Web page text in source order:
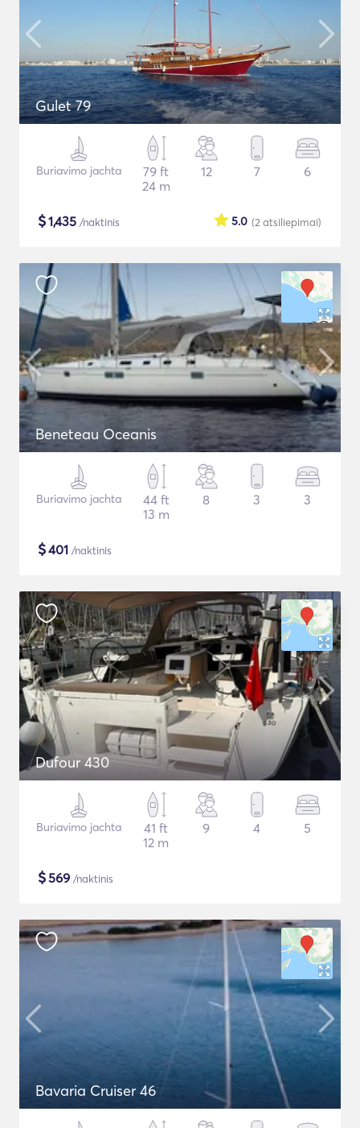
Gulet 79
Buriavimo jachta
79 ft
24 m
12 7 6
$1,435 /naktinis (2 atsiliepimai)
5.0
Beneteau Oceanis
Buriavimo jachta
44 ft
13 m
8 3 3
$401 /naktinis
Dufour 430
Buriavimo jachta
41 ft
12 m
9 4 5
$569 /naktinis
Bavaria Cruiser 46